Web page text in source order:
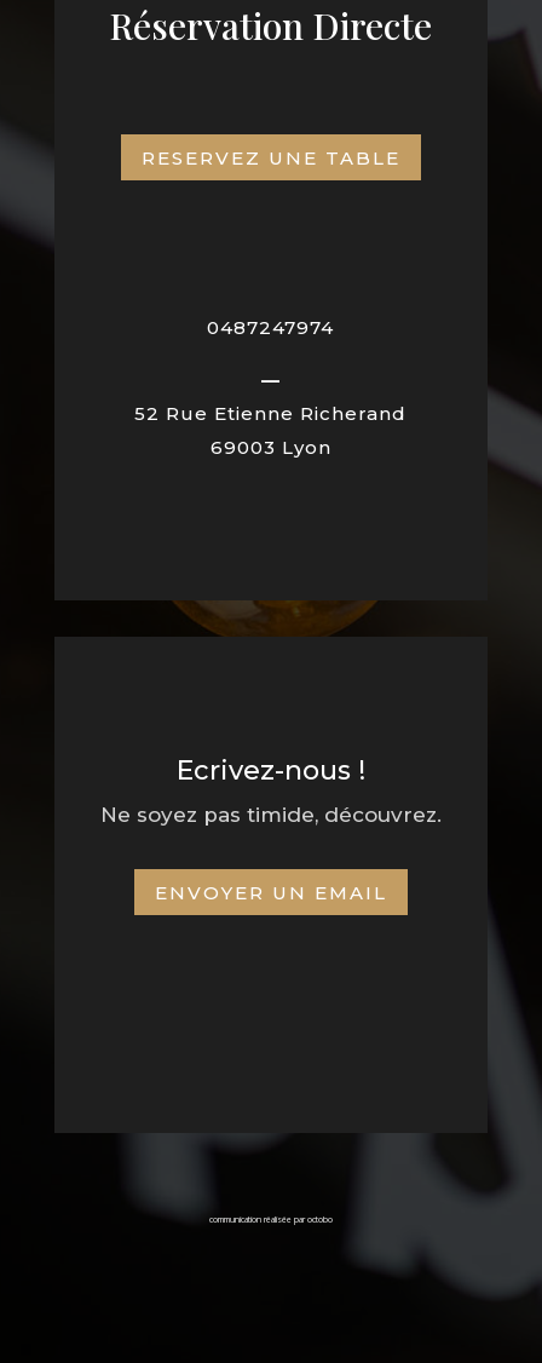
Réservation Directe
RESERVEZ UNE TABLE
0487247974
—
52 Rue Etienne Richerand
69003 Lyon
Ecrivez-nous !
Ne soyez pas timide, découvrez.
ENVOYER UN EMAIL
communication réalisée par octobo